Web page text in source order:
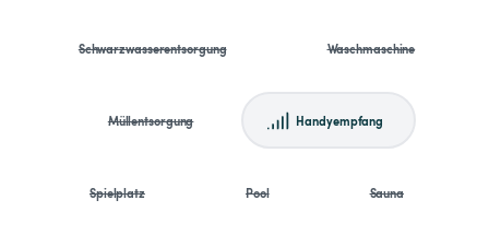
Schwarzwasserentsorgung Waschmaschine
Müllentsorgung Handyempfang
Spielplatz Pool Sauna